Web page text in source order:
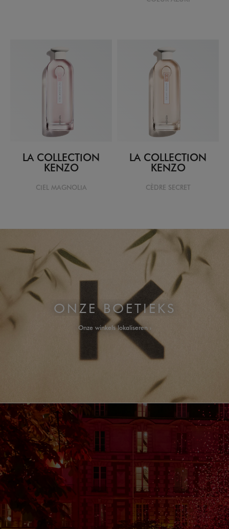
LA COLLECTION
KENZO
CIEL MAGNOLIA
LA COLLECTION
KENZO
CÈDRE SECRET
ONZE BOETIEKS
Onze winkels lokaliseren